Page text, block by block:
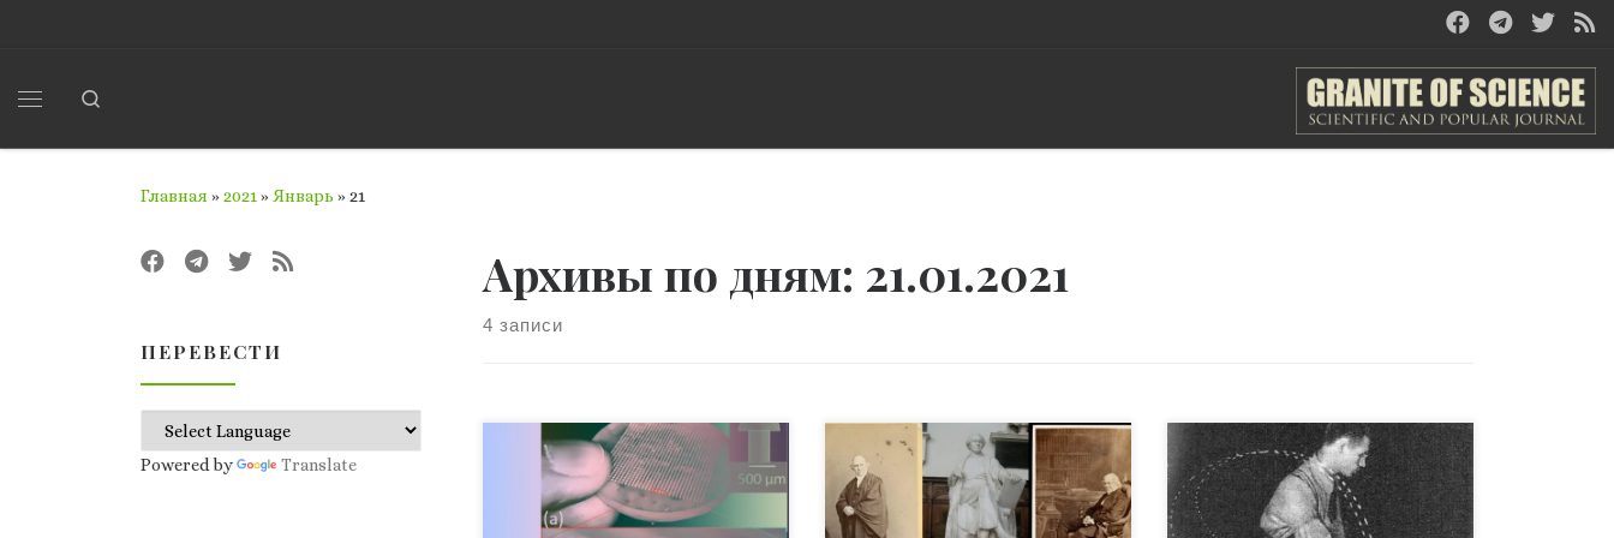
Главная »2021»Январь »21
Архивы по дням: 21.01.2021
4 записи
Физики разработали новую
застежку-липучку, ее
поверхность покрыта
«… более удивительного
разнообразия и
количества знаний почти в
Знакомство
с Николаем Александровичем
Бернштейном (1896 — 1966) стои
ПЕРЕВЕСТИ
Powered by Translate